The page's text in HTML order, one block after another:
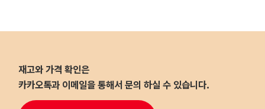
재고와 가격 확인은
카카오톡과 이메일을 통해서 문의 하실 수 있습니다.